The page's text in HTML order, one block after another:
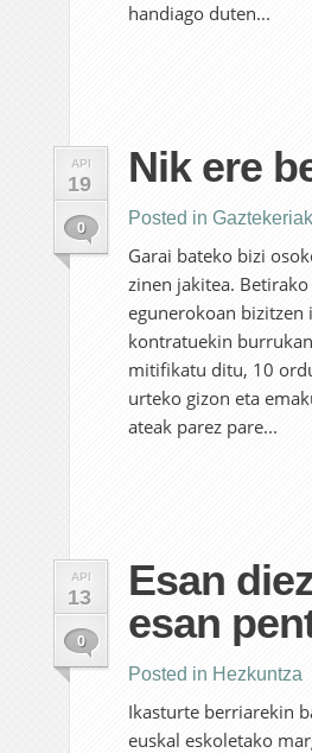
handiago duten...
API
19
0
Nik ere
Posted in Gaztekeriak
Garai bateko bizi
zinen jakitea.
egunerokoan bizitzen
kontratuekin
mitifikatu ditu, 10
urteko gizon eta
ateak parez pare...
API
13
0
Esan
esan
Posted in Hezkuntza
Ikasturte berriarekin
euskal eskoletako